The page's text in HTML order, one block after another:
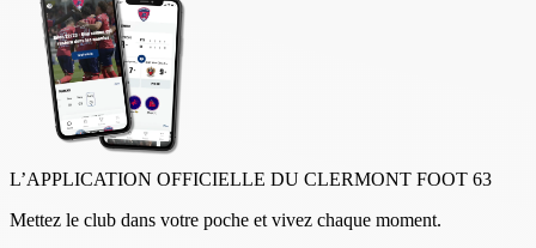
L’APPLICATION OFFICIELLE DU CLERMONT FOOT 63
Mettez le club dans votre poche et vivez chaque moment.